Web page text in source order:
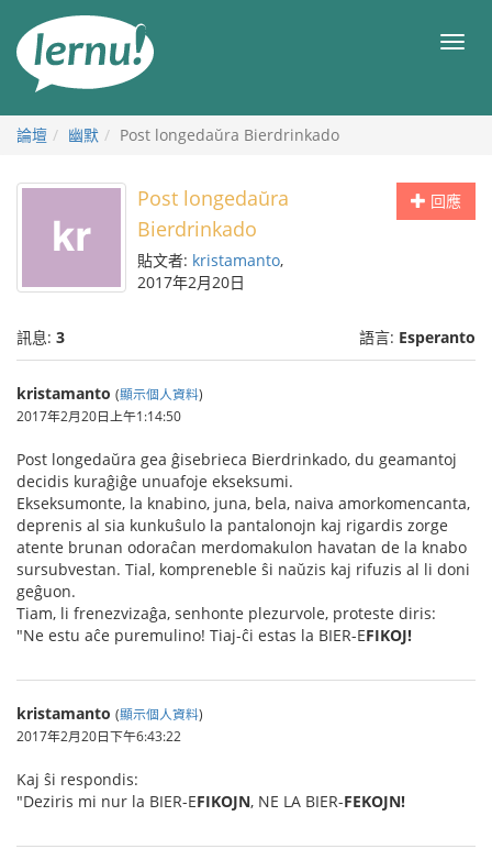
目
論壇 幽默 Post longedaŭra Bierdrinkado
回應
Post longedaŭra
Bierdrinkado
貼文者: kristamanto,
2017年2月20日
訊息: 3 語言: Esperanto
kristamanto (顯示個人資料)
2017年2月20日上午1:14:50
Post longedaŭra gea ĝisebrieca Bierdrinkado, du geamantoj
decidis kuraĝiĝe unuafoje ekseksumi.
Ekseksumonte, la knabino, juna, bela, naiva amorkomencanta,
deprenis al sia kunkuŝulo la pantalonojn kaj rigardis zorge
atente brunan odoraĉan merdomakulon havatan de la knabo
sursubvestan. Tial, kompreneble ŝi naŭzis kaj rifuzis al li doni
geĝuon.
Tiam, li frenezvizaĝa, senhonte plezurvole, proteste diris:
"Ne estu aĉe puremulino! Tiaj-ĉi estas la BIER-EFIKOJ!
kristamanto (顯示個人資料)
2017年2月20日下午6:43:22
Kaj ŝi respondis:
"Deziris mi nur la BIER-EFIKOJN, NE LA BIER-FEKOJN!